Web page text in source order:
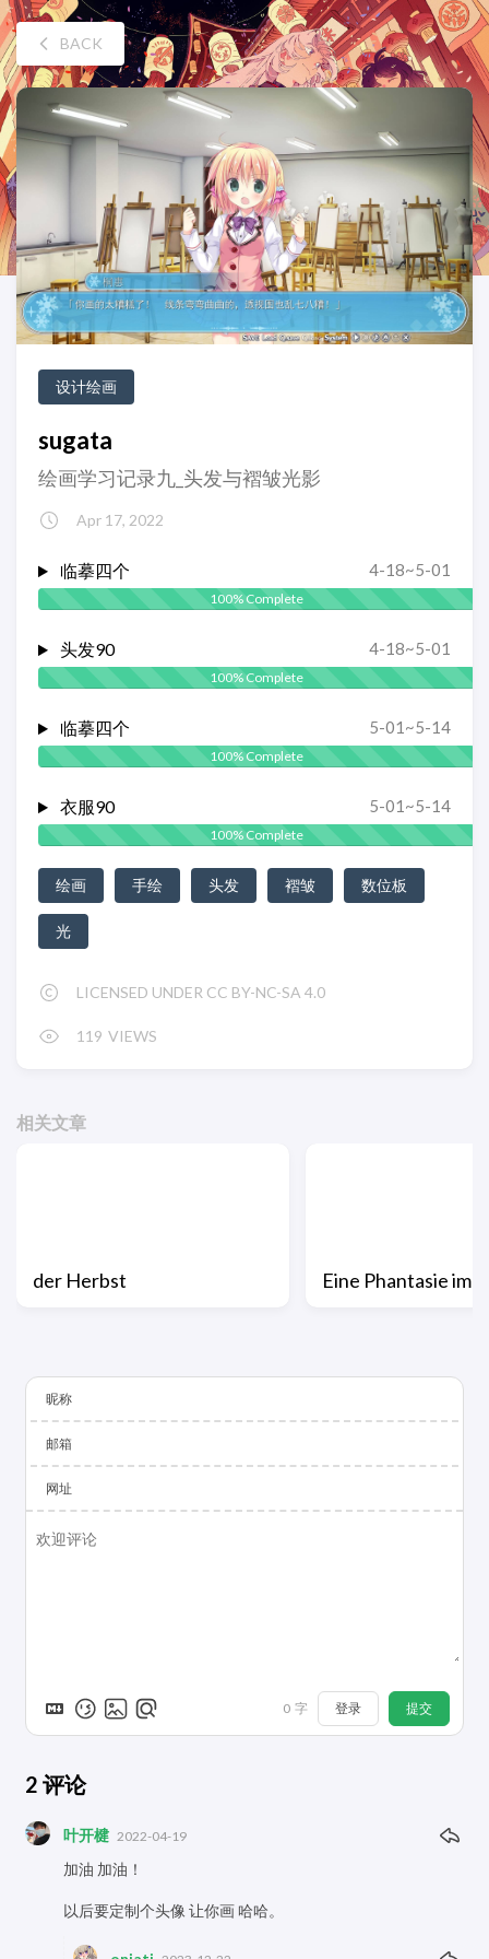
BACK
设计绘画
sugata
绘画学习记录九_头发与褶皱光影
Apr 17, 2022
4-18~5-01
临摹四个
100% Complete
4-18~5-01
头发90
100% Complete
5-01~5-14
临摹四个
100% Complete
5-01~5-14
衣服90
100% Complete
绘画 手绘 头发 褶皱 数位板
光
LICENSED UNDER CC BY-NC-SA 4.0
119 VIEWS
相关文章
der Herbst Eine Phantasie im
昵称
邮箱
网址
0 字 登录 提交
2 评论
叶开楗 2022-04-19
加油 加油！
以后要定制个头像 让你画 哈哈。